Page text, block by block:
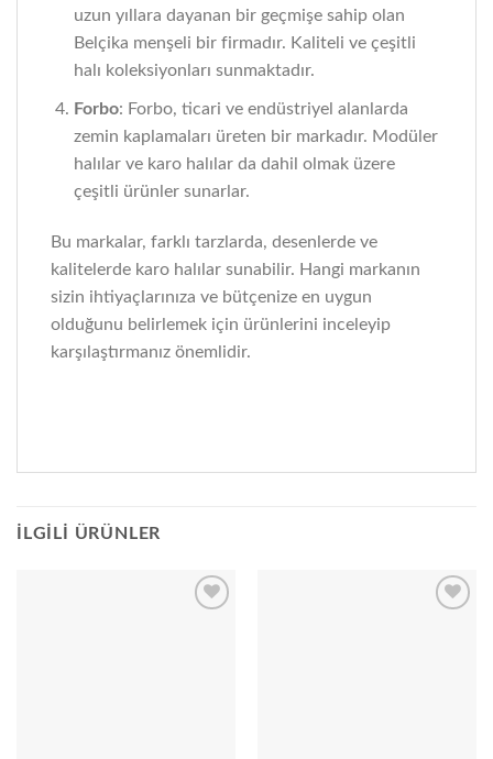
uzun yıllara dayanan bir geçmişe sahip olan
Belçika menşeli bir firmadır. Kaliteli ve çeşitli
halı koleksiyonları sunmaktadır.
Forbo: Forbo, ticari ve endüstriyel alanlarda
zemin kaplamaları üreten bir markadır. Modüler
halılar ve karo halılar da dahil olmak üzere
çeşitli ürünler sunarlar.
Bu markalar, farklı tarzlarda, desenlerde ve
kalitelerde karo halılar sunabilir. Hangi markanın
sizin ihtiyaçlarınıza ve bütçenize en uygun
olduğunu belirlemek için ürünlerini inceleyip
karşılaştırmanız önemlidir.
İLGILI ÜRÜNLER